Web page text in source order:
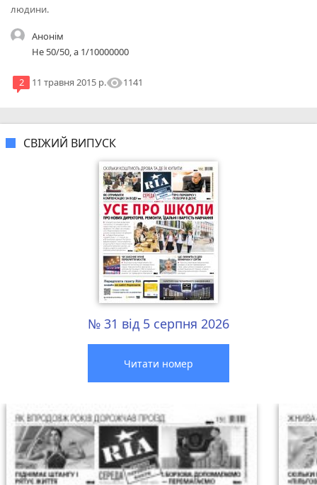
людини.
Анонім
Не 50/50, а 1/10000000
2 11 травня 2015 р.visibility1141
СВІЖИЙ ВИПУСК
№ 31 від 5 серпня 2026
Читати номер